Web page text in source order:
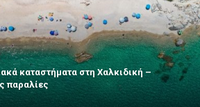
καταστήματα στη Χαλκιδική –
παραλίες